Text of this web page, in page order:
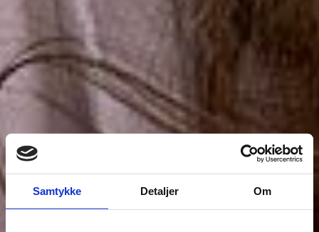
Samtykke Detaljer Om